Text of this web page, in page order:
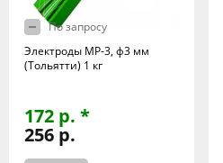
По запросу
Электроды МР-3, ф3 мм
(Тольятти) 1 кг
172 р. *
256 р.